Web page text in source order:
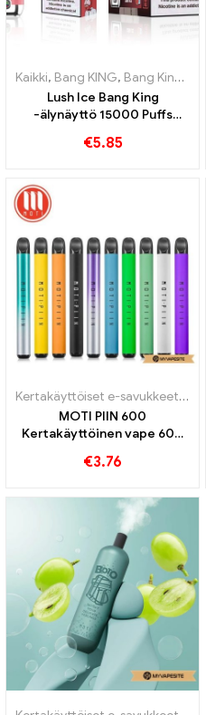
Kaikki, Bang KING, Bang King Smart Screen 15000 Pullistaa
Lush Ice Bang King
-älynäyttö 15000 Puffs
sekoitus vesimelonia ja
€5.85
Kertakäyttöiset e-savukkeet
,
MOTI PIIN 600
Kertakäyttöinen vape 600
€3.76